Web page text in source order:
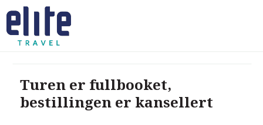
Turen er fullbooket,
bestillingen er kansellert